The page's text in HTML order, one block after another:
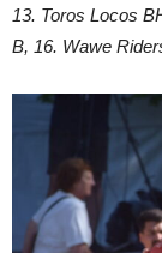
13. Toros Locos
B, 16. Wawe